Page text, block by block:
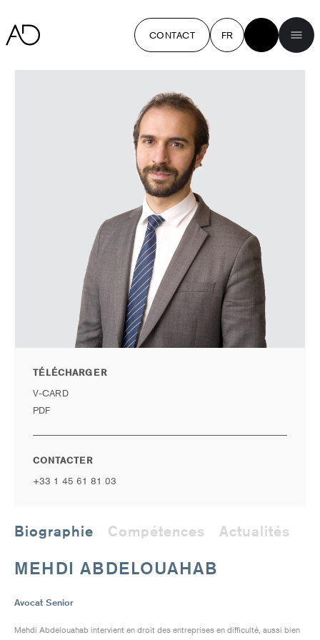
CONTACT FR
TÉLÉCHARGER
V-CARD
PDF
CONTACTER
+33 1 45 61 81 03
MEHDI ABDELOUAHAB
Avocat Senior
Mehdi Abdelouahab intervient en droit des entreprises en difficulté, aussi bien
Biographie Compétences Actualités